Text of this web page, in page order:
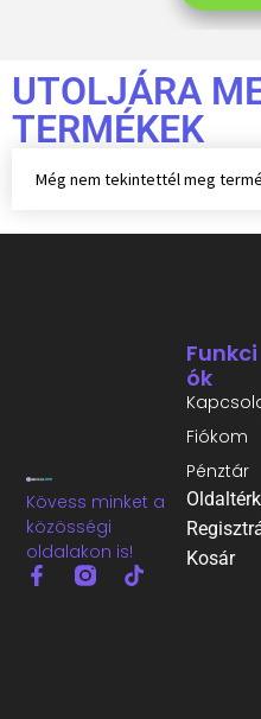
UTOLJÁRA
TERMÉKEK
Még nem tekintettél meg
Kövess minket a
közösségi
oldalakon is!
Funkci
Ók
Fiókom
Pénztár
Kosár